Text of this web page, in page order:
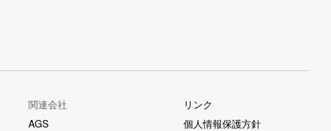
関連会社
AGS
リンク
個人情報保護方針